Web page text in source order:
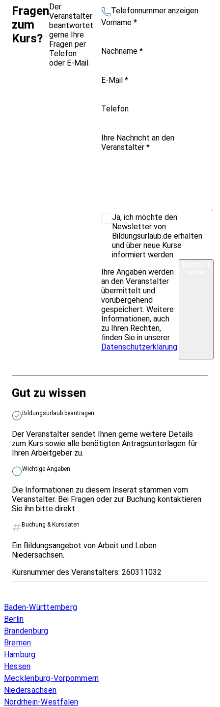
Fragen
zum
Kurs?
Der
Veranstalter
beantwortet
gerne Ihre
Fragen per
Telefon
oder E-Mail.
Telefonnummer anzeigen
Vorname *
Nachname *
E-Mail *
Telefon
Ihre Nachricht an den
Veranstalter *
Ja, ich möchte den
Newsletter von
Bildungsurlaub.de erhalten
und über neue Kurse
informiert werden.
Ihre Angaben werden
an den Veranstalter
übermittelt und
vorübergehend
gespeichert. Weitere
Informationen, auch
zu Ihren Rechten,
finden Sie in unserer
Datenschutzerklärung.
Gut zu wissen
Bildungsurlaub beantragen
Der Veranstalter sendet Ihnen gerne weitere Details
zum Kurs sowie alle benötigten Antragsunterlagen für
Ihren Arbeitgeber zu.
Wichtige Angaben
Die Informationen zu diesem Inserat stammen vom
Veranstalter. Bei Fragen oder zur Buchung kontaktieren
Sie ihn bitte direkt.
Buchung & Kursdaten
Ein Bildungsangebot von Arbeit und Leben
Niedersachsen.
Kursnummer des Veranstalters: 260311032
Baden-Württemberg
Berlin
Brandenburg
Bremen
Hamburg
Hessen
Mecklenburg-Vorpommern
Niedersachsen
Nordrhein-Westfalen